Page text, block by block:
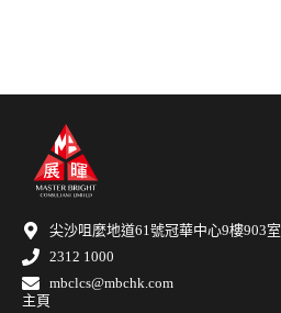
尖沙咀麼地道61號冠華中心9樓903室
2312 1000
mbclcs@mbchk.com
主頁